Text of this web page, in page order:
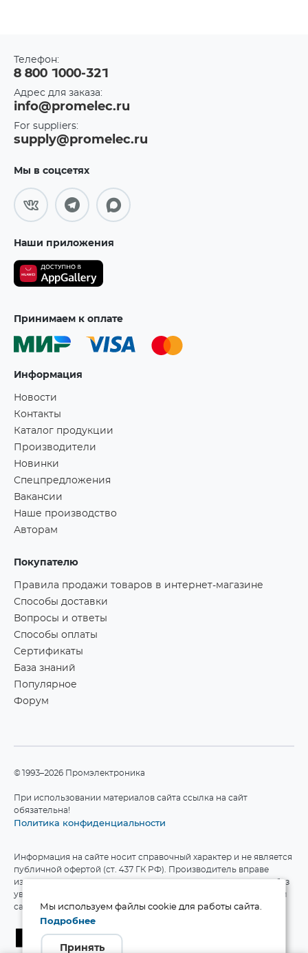
Телефон:
8 800 1000-321
Адрес для заказа:
info@promelec.ru
For suppliers:
supply@promelec.ru
Мы в соцсетях
Наши приложения
Принимаем к оплате
Информация
Новости
Контакты
Каталог продукции
Производители
Новинки
Спецпредложения
Вакансии
Наше производство
Авторам
Покупателю
Правила продажи товаров в интернет-магазине
Способы доставки
Вопросы и ответы
Способы оплаты
Сертификаты
База знаний
Популярное
Форум
©1993–2026 Промэлектроника
При использовании материалов сайта ссылка на сайт
обязательна!
Политика конфиденциальности
Информация на сайте носит справочный характер и не является
публичной офертой (ст. 437 ГК РФ). Производитель вправе
изменять технические характеристики и комплект поставки без
уведомления. Актуальные данные приведены на официальном
сайте производителя.
Мы используем файлы cookie для работы сайта.
Подробнее
Принять